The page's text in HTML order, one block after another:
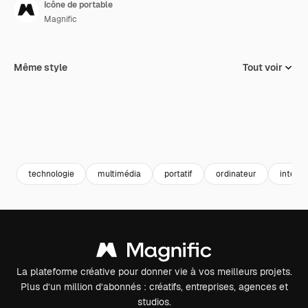
Icône de portable
Magnific
Même style Tout voir
technologie multimédia portatif ordinateur
La plateforme créative pour donner vie à vos meilleurs projets.
Plus d’un million d’abonnés : créatifs, entreprises, agences et
studios.